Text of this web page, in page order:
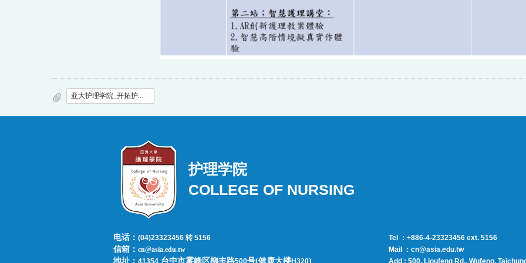
亚大护理学院_开拓护理教学新纪元_元宇宙_永续发展SDGs_.pdf
护理学院
COLLEGE OF NURSING
电话： (04)23323456 转 5156
信箱： cn@asia.edu.tw
地址： 台中市雾峰区柳丰路 号(健康大楼 )
Tel ：+886-4-23323456 ext. 5156
Mail ：cn@asia.edu.tw